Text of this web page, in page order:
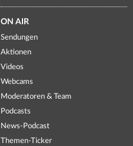
ON AIR
Sendungen
Aktionen
Videos
Webcams
Moderatoren & Team
Podcasts
News-Podcast
Themen-Ticker